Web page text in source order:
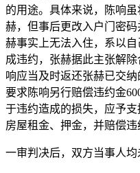
的用途。具体来说，陈响
赫，但事后更改入户门密
赫事实上无法入住，系以
成违约，张赫据此主张解
响应当及时返还张赫已交
要求陈响另行赔偿违约金
于违约造成的损失，应予
房屋租金、押金，并赔偿违
一审判决后，双方当事人均